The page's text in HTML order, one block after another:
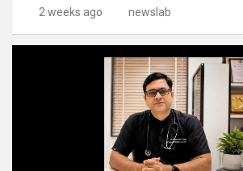
2 weeks ago newslab